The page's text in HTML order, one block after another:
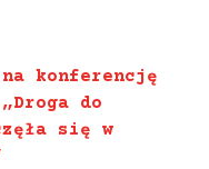
konferencję
do
się w